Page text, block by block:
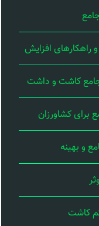
راهکارهای افزایش
جامع کاشت و داشت
برای کشاورزان
و بهینه
کاشت